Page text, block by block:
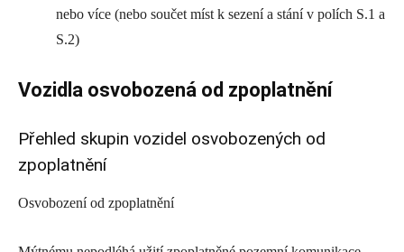
nebo více (nebo součet míst k sezení a stání v polích S.1 a
S.2)
Vozidla osvobozená od zpoplatnění
Přehled skupin vozidel osvobozených od
zpoplatnění
Osvobození od zpoplatnění